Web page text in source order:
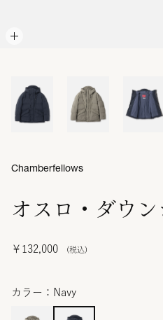
オスロ・ダウン
￥132,000
Chamberfellows
カラー：Navy